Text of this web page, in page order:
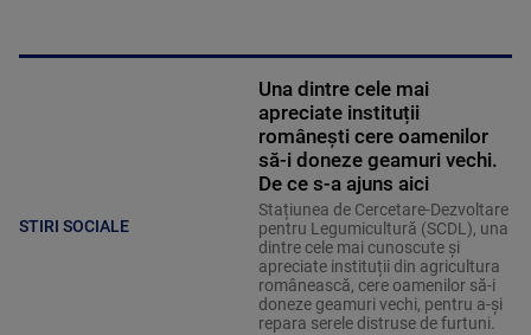
STIRI SOCIALE
Una dintre cele mai
apreciate instituții
românești cere oamenilor
să-i doneze geamuri vechi.
De ce s-a ajuns aici
Stațiunea de Cercetare-Dezvoltare
pentru Legumicultură (SCDL), una
dintre cele mai cunoscute și
apreciate instituții din agricultura
românească, cere oamenilor să-i
doneze geamuri vechi, pentru a-și
repara serele distruse de furtuni.